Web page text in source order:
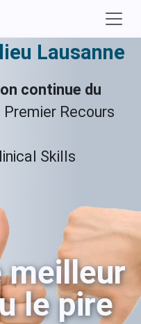
Lausanne
continue du
Recours
Skills
meilleur
le pire